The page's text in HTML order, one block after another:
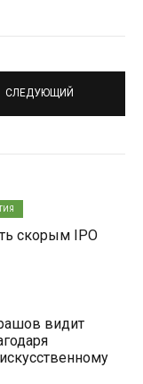
СЛЕДУЮЩИЙ
скорым IPO
видит